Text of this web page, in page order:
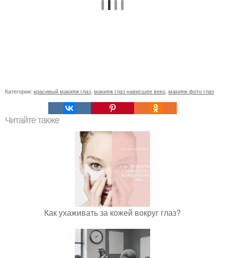
Категории: красивый макияж глаз, макияж глаз нависшее веко, макияж фото глаз
Читайте также
Как ухаживать за кожей вокруг глаз?